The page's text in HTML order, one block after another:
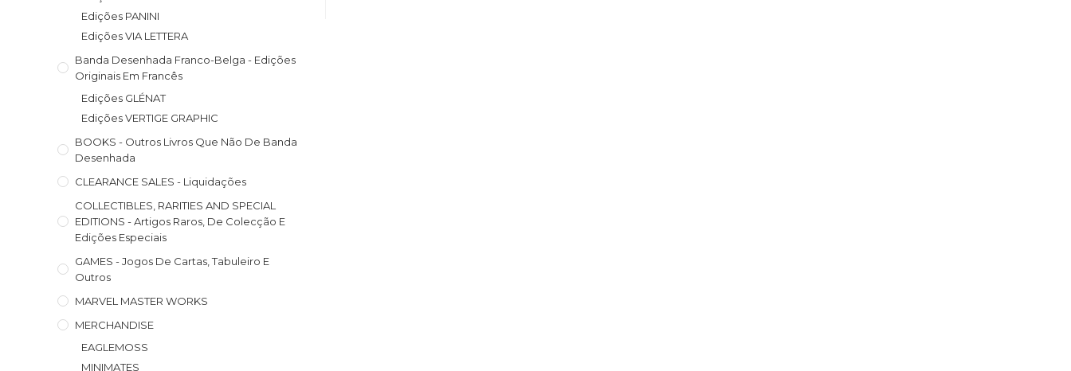
Edições PANINI
Edições VIA LETTERA
Banda Desenhada Franco-Belga - Edições
Originais Em Francês
Edições GLÉNAT
Edições VERTIGE GRAPHIC
BOOKS - Outros Livros Que Não De Banda
Desenhada
CLEARANCE SALES - Liquidações
COLLECTIBLES, RARITIES AND SPECIAL
EDITIONS - Artigos Raros, De Colecção E
Edições Especiais
GAMES - Jogos De Cartas, Tabuleiro E
Outros
MARVEL MASTER WORKS
MERCHANDISE
EAGLEMOSS
MINIMATES